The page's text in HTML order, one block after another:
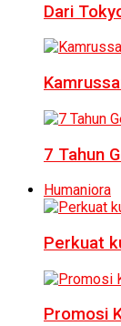
Dari
7 Tahun
Humaniora
Perkuat
Promosi